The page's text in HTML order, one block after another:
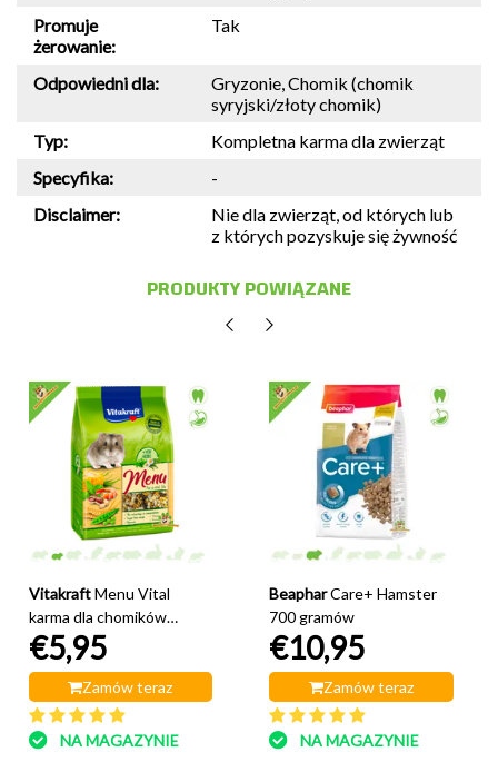
Promuje
żerowanie:
Tak
Odpowiedni dla:
Gryzonie, Chomik (chomik
syryjski/złoty chomik)
Typ:
Kompletna karma dla zwierząt
Specyfika:
-
Disclaimer:
Nie dla zwierząt, od których lub
z których pozyskuje się żywność
PRODUKTY POWIĄZANE
Vitakraft Menu Vital
karma dla chomików
miniaturowych 400
gramów
€5,95
Zamów teraz
NA MAGAZYNIE
BeapharCare+ Hamster
700 gramów
€10,95
Zamów teraz
NA MAGAZYNIE